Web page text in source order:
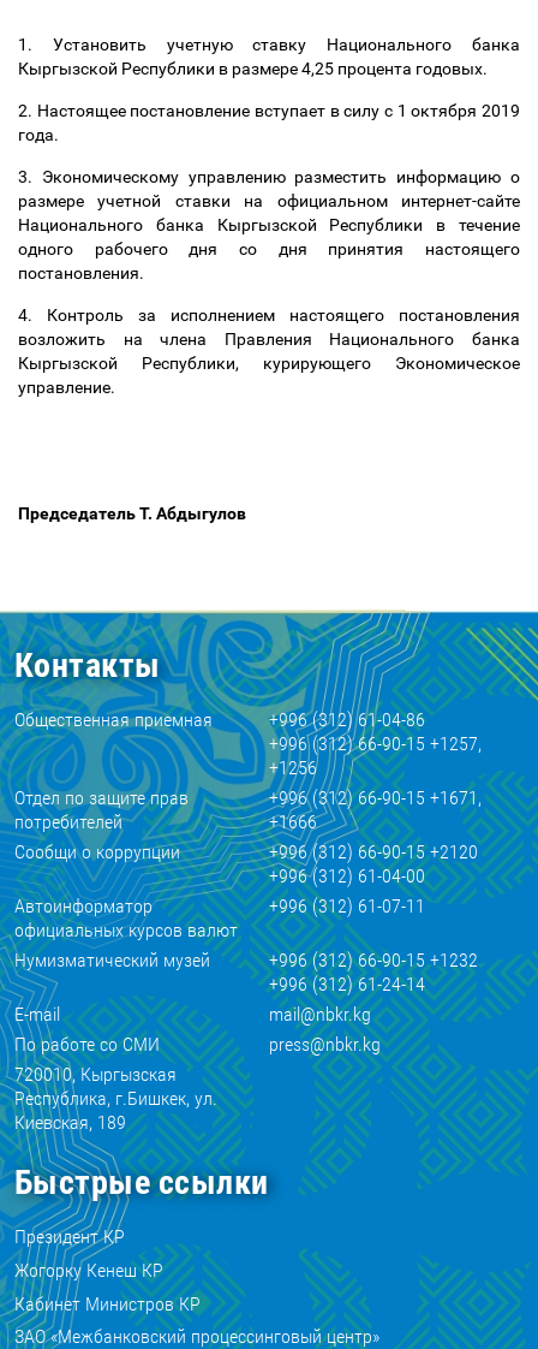
1. Установить учетную ставку Национального банка
Кыргызской Республики в размере 4,25 процента годовых.
2. Настоящее постановление вступает в силу с 1 октября 2019
года.
3. Экономическому управлению разместить информацию о
размере учетной ставки на официальном интернет-сайте
Национального банка Кыргызской Республики в течение
одного рабочего дня со дня принятия настоящего
постановления.
4. Контроль за исполнением настоящего постановления
возложить на члена Правления Национального банка
Кыргызской Республики, курирующего Экономическое
управление.
Председатель Т. Абдыгулов
Контакты
Общественная приемная
+996 (312) 61-04-86
+996 (312) 66-90-15 +1257,
+1256
Отдел по защите прав
потребителей
+996 (312) 66-90-15 +1671,
+1666
Сообщи о коррупции
+996 (312) 66-90-15 +2120
+996 (312) 61-04-00
Автоинформатор
официальных курсов валют
+996 (312) 61-07-11
Нумизматический музей
+996 (312) 66-90-15 +1232
+996 (312) 61-24-14
E-mail
mail@nbkr.kg
По работе со СМИ
press@nbkr.kg
720010, Кыргызская
Республика, г.Бишкек, ул.
Киевская, 189
Быстрые ссылки
Президент КР
Жогорку Кенеш КР
Кабинет Министров КР
ЗАО «Межбанковский процессинговый центр»